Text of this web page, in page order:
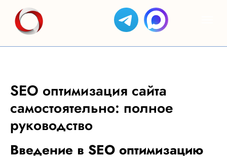
SEO оптимизация сайта
самостоятельно: полное
руководство
Введение в SEO оптимизацию